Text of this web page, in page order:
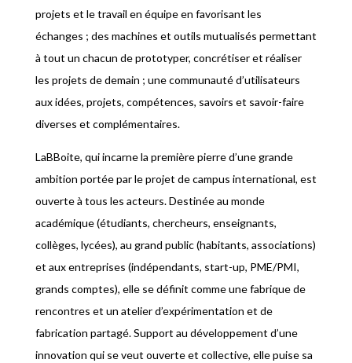
projets et le travail en équipe en favorisant les
échanges ; des machines et outils mutualisés permettant
à tout un chacun de prototyper, concrétiser et réaliser
les projets de demain ; une communauté d’utilisateurs
aux idées, projets, compétences, savoirs et savoir-faire
diverses et complémentaires.
LaBBoite, qui incarne la première pierre d’une grande
ambition portée par le projet de campus international, est
ouverte à tous les acteurs. Destinée au monde
académique (étudiants, chercheurs, enseignants,
collèges, lycées), au grand public (habitants, associations)
et aux entreprises (indépendants, start-up, PME/PMI,
grands comptes), elle se définit comme une fabrique de
rencontres et un atelier d’expérimentation et de
fabrication partagé. Support au développement d’une
innovation qui se veut ouverte et collective, elle puise sa